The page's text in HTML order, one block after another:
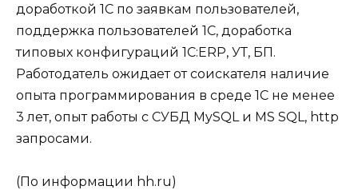
доработкой 1С по заявкам пользователей,
поддержка пользователей 1С, доработка
типовых конфигураций 1С:ERP, УТ, БП.
Работодатель ожидает от соискателя наличие
опыта программирования в среде 1С не менее
3 лет, опыт работы с СУБД MySQL и MS SQL, http
запросами.
(По информации hh.ru)